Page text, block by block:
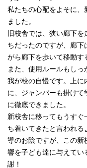
私たちの心配をよそに、
ました。
旧校舎では、狭い廊下
ちだったのですが、廊
がら廊下を歩いて移動す
また、使用ルールもし
我が校の自慢です。上に
に、ジャンパーも掛け
に徹底できました。
新校舎に移ってもうす
ち着いてきたと言われ
導のお陰ですが、この新
響を子ども達に与えてい
謝！